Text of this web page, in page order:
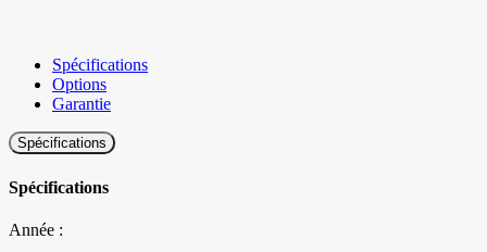
Spécifications
Options
Garantie
Spécifications
Spécifications
Année :